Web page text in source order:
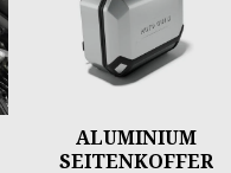
ALUMINIUM
SEITENKOFFER